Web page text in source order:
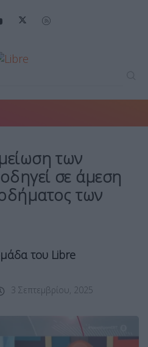
των
σε άμεση
των
του Libre
3 Σεπτεμβρίου, 2025